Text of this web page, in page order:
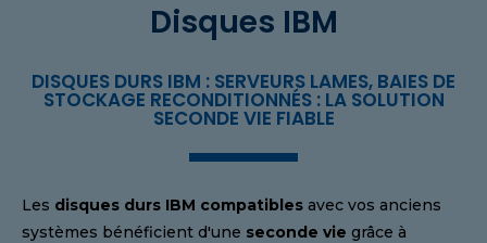
Disques IBM
DISQUES DURS IBM : SERVEURS LAMES, BAIES DE
STOCKAGE RECONDITIONNÉS : LA SOLUTION
SECONDE VIE FIABLE
Les disques durs IBM compatibles avec vos anciens
systèmes bénéficient d'une seconde vie grâce à